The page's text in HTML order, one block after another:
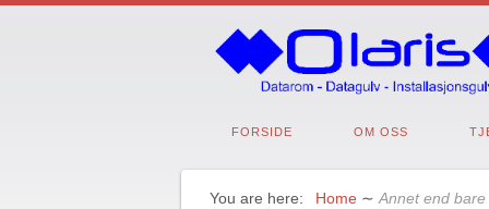
FORSIDE OM OSS
You are here: Home ∼ Annet end